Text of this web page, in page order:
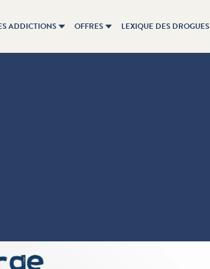
ADDICTIONS OFFRES LEXIQUE DES DROGUES